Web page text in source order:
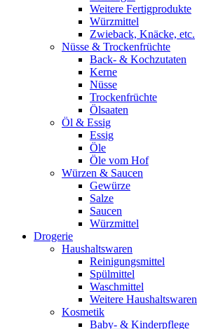
Weitere Fertigprodukte
Würzmittel
Zwieback, Knäcke, etc.
Nüsse & Trockenfrüchte
Back- & Kochzutaten
Kerne
Nüsse
Trockenfrüchte
Ölsaaten
Öl & Essig
Essig
Öle
Öle vom Hof
Würzen & Saucen
Gewürze
Salze
Saucen
Würzmittel
Drogerie
Haushaltswaren
Reinigungsmittel
Spülmittel
Waschmittel
Weitere Haushaltswaren
Kosmetik
Baby- & Kinderpflege